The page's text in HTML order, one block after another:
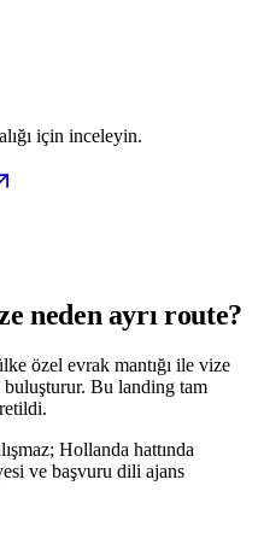
için inceleyin.
neden ayrı route?
özel evrak mantığı ile vize
buluşturur. Bu landing tam
Hollanda hattında
ve başvuru dili ajans